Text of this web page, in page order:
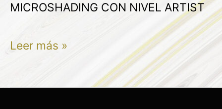
MICROSHADING CON NIVEL ARTIST
Leer más »